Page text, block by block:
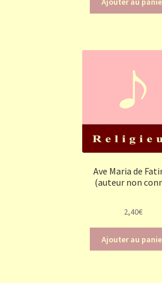
Ave Maria de
(auteur non
2,40€
Ajouter au